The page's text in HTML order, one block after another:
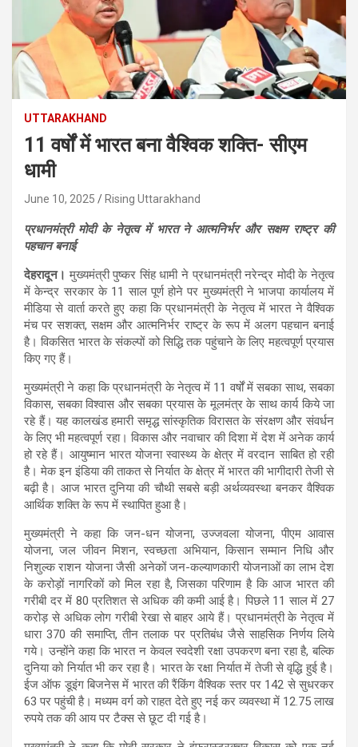
UTTARAKHAND
11 वर्षों में भारत बना वैश्विक शक्ति- सीएम
धामी
June 10, 2025 Rising Uttarakhand
प्रधानमंत्री मोदी के नेतृत्व में भारत ने आत्मनिर्भर और सक्षम राष्ट्र की
पहचान बनाई
देहरादून। मुख्यमंत्री पुष्कर सिंह धामी ने प्रधानमंत्री नरेन्द्र मोदी के नेतृत्व
में केन्द्र सरकार के 11 साल पूर्ण होने पर मुख्यमंत्री ने भाजपा कार्यालय में
मीडिया से वार्ता करते हुए कहा कि प्रधानमंत्री के नेतृत्व में भारत ने वैश्विक
मंच पर सशक्त, सक्षम और आत्मनिर्भर राष्ट्र के रूप में अलग पहचान बनाई
है। विकसित भारत के संकल्पों को सिद्धि तक पहुंचाने के लिए महत्वपूर्ण प्रयास
किए गए हैं।
मुख्यमंत्री ने कहा कि प्रधानमंत्री के नेतृत्व में 11 वर्षों में सबका साथ, सबका
विकास, सबका विश्वास और सबका प्रयास के मूलमंत्र के साथ कार्य किये जा
रहे हैं। यह कालखंड हमारी समृद्ध सांस्कृतिक विरासत के संरक्षण और संवर्धन
के लिए भी महत्वपूर्ण रहा। विकास और नवाचार की दिशा में देश में अनेक कार्य
हो रहे हैं। आयुष्मान भारत योजना स्वास्थ्य के क्षेत्र में वरदान साबित हो रही
है। मेक इन इंडिया की ताकत से निर्यात के क्षेत्र में भारत की भागीदारी तेजी से
बढ़ी है। आज भारत दुनिया की चौथी सबसे बड़ी अर्थव्यवस्था बनकर वैश्विक
आर्थिक शक्ति के रूप में स्थापित हुआ है।
मुख्यमंत्री ने कहा कि जन-धन योजना, उज्जवला योजना, पीएम आवास
योजना, जल जीवन मिशन, स्वच्छता अभियान, किसान सम्मान निधि और
निशुल्क राशन योजना जैसी अनेकों जन-कल्याणकारी योजनाओं का लाभ देश
के करोड़ों नागरिकों को मिल रहा है, जिसका परिणाम है कि आज भारत की
गरीबी दर में 80 प्रतिशत से अधिक की कमी आई है। पिछले 11 साल में 27
करोड़ से अधिक लोग गरीबी रेखा से बाहर आये हैं। प्रधानमंत्री के नेतृत्व में
धारा 370 की समाप्ति, तीन तलाक पर प्रतिबंध जैसे साहसिक निर्णय लिये
गये। उन्होंने कहा कि भारत न केवल स्वदेशी रक्षा उपकरण बना रहा है, बल्कि
दुनिया को निर्यात भी कर रहा है। भारत के रक्षा निर्यात में तेजी से वृद्धि हुई है।
ईज ऑफ डूइंग बिजनेस में भारत की रैंकिंग वैश्विक स्तर पर 142 से सुधरकर
63 पर पहुंची है। मध्यम वर्ग को राहत देते हुए नई कर व्यवस्था में 12.75 लाख
रुपये तक की आय पर टैक्स से छूट दी गई है।